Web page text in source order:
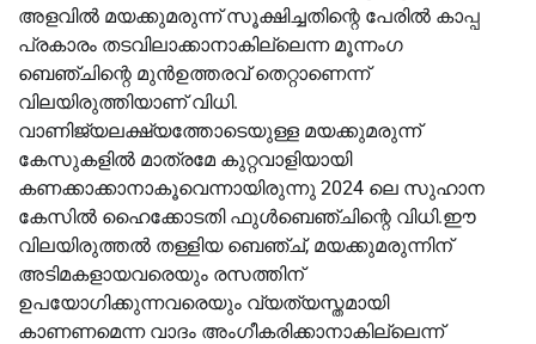
അളവിൽ മയക്കുമരുന്ന് സൂക്ഷിച്ചതിന്റെ പേരിൽ കാപ്പ
പ്രകാരം തടവിലാക്കാനാകില്ലെന്ന മൂന്നംഗ
ബെഞ്ചിന്റെ മുൻഉത്തരവ് തെറ്റാണെന്ന്
വിലയിരുത്തിയാണ് വിധി.
വാണിജ്യലക്ഷ്യത്തോടെയുള്ള മയക്കുമരുന്ന്
കേസുകളിൽ മാത്രമേ കുറ്റവാളിയായി
കണക്കാക്കാനാകൂവെന്നായിരുന്നു 2024 ലെ സുഹാന
കേസിൽ ഹൈക്കോടതി ഫുൾബെഞ്ചിന്റെ വിധി.ഈ
വിലയിരുത്തൽ തള്ളിയ ബെഞ്ച്, മയക്കുമരുന്നിന്
അടിമകളായവരെയും രസത്തിന്
ഉപയോഗിക്കുന്നവരെയും വ്യത്യസ്തമായി
കാണണമെന്ന വാദം അംഗീകരിക്കാനാകില്ലെന്ന്